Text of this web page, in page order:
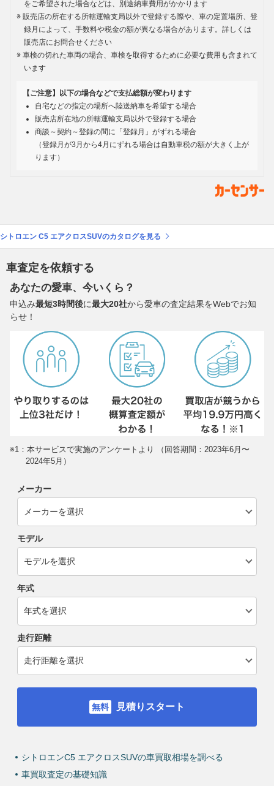
をご希望された場合などは、別途納車費用がかかります
販売店の所在する所轄運輸支局以外で登録する際や、車の定置場所、登
録月によって、手数料や税金の額が異なる場合があります。詳しくは
販売店にお問合せください
車検の切れた車両の場合、車検を取得するために必要な費用も含まれて
います
【ご注意】以下の場合などで支払総額が変わります
自宅などの指定の場所へ陸送納車を希望する場合
販売店所在地の所轄運輸支局以外で登録する場合
商談～契約～登録の間に「登録月」がずれる場合
（登録月が3月から4月にずれる場合は自動車税の額が大きく上が
ります）
シトロエン C5 エアクロスSUVのカタログを見る
車査定を依頼する
あなたの愛車、今いくら？
申込み最短3時間後に最大20社から愛車の査定結果をWebでお知
らせ！
※1：本サービスで実施のアンケートより （回答期間：2023年6月〜
2024年5月）
メーカー
モデル
年式
走行距離
見積りスタート
シトロエンC5 エアクロスSUVの車買取相場を調べる
車買取査定の基礎知識